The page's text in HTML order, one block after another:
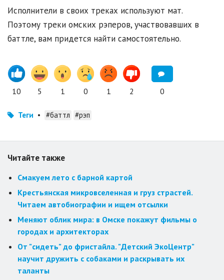
Исполнители в своих треках используют мат.
Поэтому треки омских рэперов, участвовавших в
баттле, вам придется найти самостоятельно.
10 5 1 0 1 2 0
Теги • #баттл #рэп
Читайте также
Смакуем лето с барной картой
Крестьянская микровселенная и груз страстей.
Читаем автобиографии и ищем отсылки
Меняют облик мира: в Омске покажут фильмы о
городах и архитекторах
От "сидеть" до фристайла. "Детский ЭкоЦентр"
научит дружить с собаками и раскрывать их
таланты